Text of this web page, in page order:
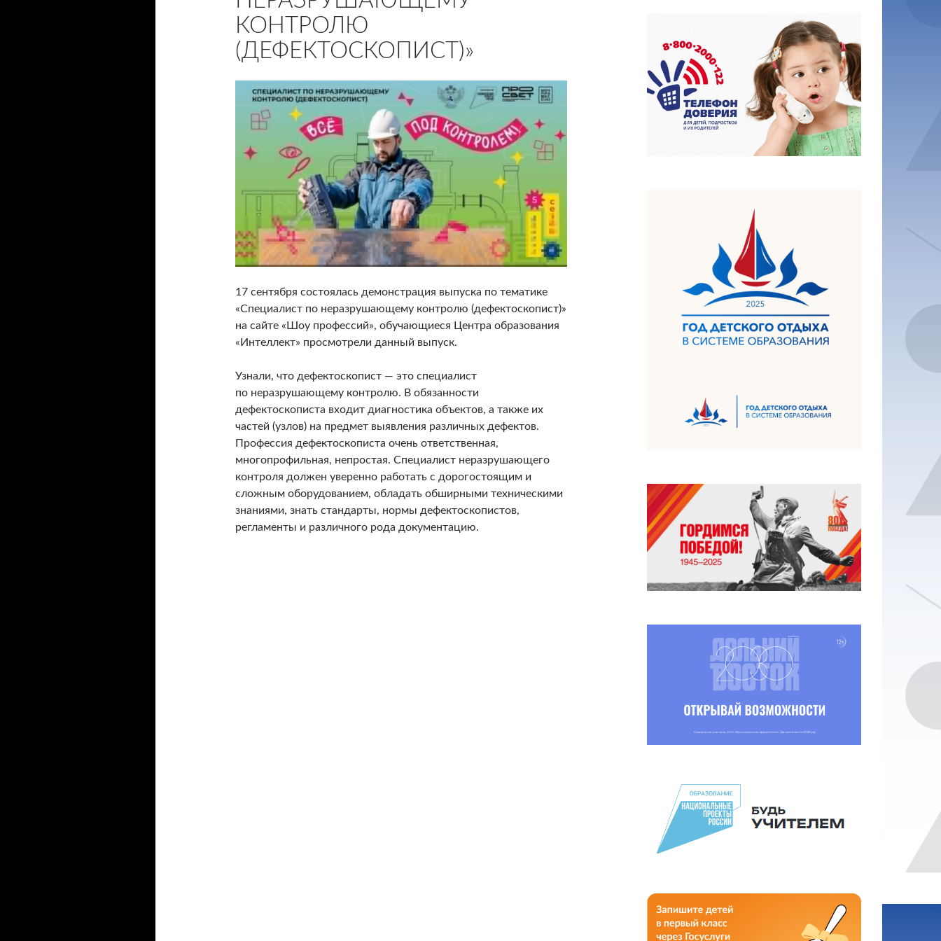
КОНТРОЛЮ
(ДЕФЕКТОСКОПИСТ)»
17 сентября состоялась демонстрация выпуска по тематике
«Специалист по неразрушающему контролю (дефектоскопист)»
на сайте «Шоу профессий», обучающиеся Центра образования
«Интеллект» просмотрели данный выпуск.
Узнали, что дефектоскопист — это специалист
по неразрушающему контролю. В обязанности
дефектоскописта входит диагностика объектов, а также их
частей (узлов) на предмет выявления различных дефектов.
Профессия дефектоскописта очень ответственная,
многопрофильная, непростая. Специалист неразрушающего
контроля должен уверенно работать с дорогостоящим и
сложным оборудованием, обладать обширными техническими
знаниями, знать стандарты, нормы дефектоскопистов,
регламенты и различного рода документацию.